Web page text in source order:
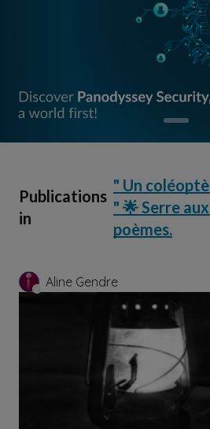
Publications
in
" Un
" 🌟 Serre
poèmes.
Aline Gendre